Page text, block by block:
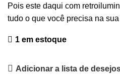
Pois este daqui com
tudo o que você precisa na
1 em estoque
Adicionar a lista de